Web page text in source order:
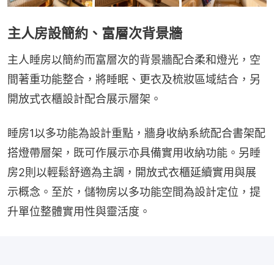
主人房設簡約、富層次背景牆
主人睡房以簡約而富層次的背景牆配合柔和燈光，空
間著重功能整合，將睡眠、更衣及梳妝區域結合，另
開放式衣櫃設計配合展示層架。
睡房1以多功能為設計重點，牆身收納系統配合書架配
搭燈帶層架，既可作展示亦具備實用收納功能。另睡
房2則以輕鬆舒適為主調，開放式衣櫃延續實用與展
示概念。至於，儲物房以多功能空間為設計定位，提
升單位整體實用性與靈活度。